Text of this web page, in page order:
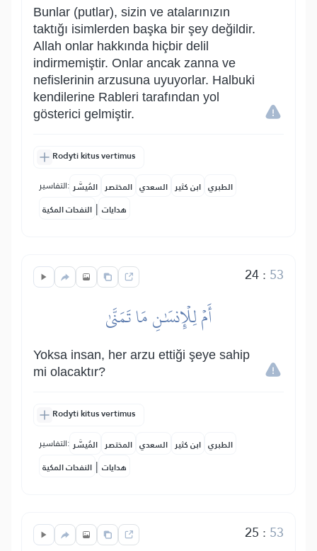
Bunlar (putlar), sizin ve atalarınızın
taktığı isimlerden başka bir şey değildir.
Allah onlar hakkında hiçbir delil
indirmemiştir. Onlar ancak zanna ve
nefislerinin arzusuna uyuyorlar. Halbuki
kendilerine Rableri tarafından yol
gösterici gelmiştir.
Rodyti kitus vertimus
التفاسير: المُيسَّر المختصر السعدي ابن كثير الطبري
النفحات المكية | هدايات
24: 53
أَمۡ لِلۡإِنسَٰنِ مَا تَمَنَّىٰ
Yoksa insan, her arzu ettiği şeye sahip
mi olacaktır?
Rodyti kitus vertimus
التفاسير: المُيسَّر المختصر السعدي ابن كثير الطبري
النفحات المكية | هدايات
25 : 53